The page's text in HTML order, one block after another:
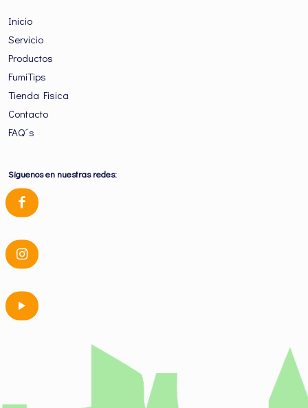
Inicio
Servicio
Productos
FumiTips
Tienda Fisica
Contacto
FAQ´s
Siguenos en nuestras redes: